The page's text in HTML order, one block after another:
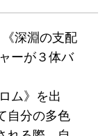
深淵の支配
ーが３体バ
ム》を出
自分の多色